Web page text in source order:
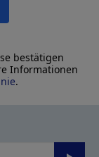
bestätigen
Informationen
.